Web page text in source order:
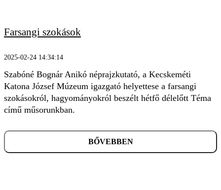
Farsangi szokások
2025-02-24 14:34:14
Szabóné Bognár Anikó néprajzkutató, a Kecskeméti
Katona József Múzeum igazgató helyettese a farsangi
szokásokról, hagyományokról beszélt hétfő délelőtt Téma
című műsorunkban.
BŐVEBBEN